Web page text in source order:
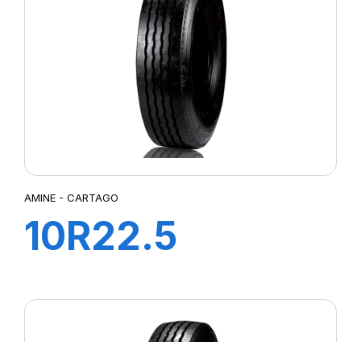
AMINE - CARTAGO
10R22.5
142/144M